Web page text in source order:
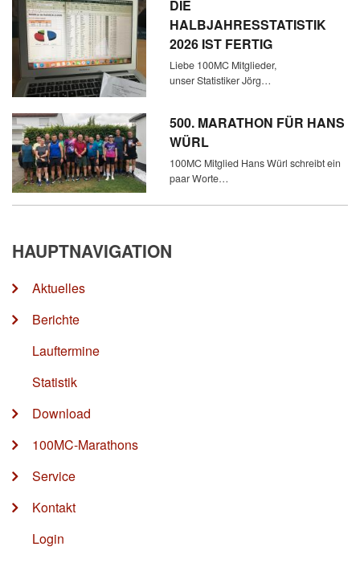
DIE
HALBJAHRESSTATISTIK
2026 IST FERTIG
Liebe 100MC Mitglieder,
unser Statistiker Jörg…
500. MARATHON FÜR HANS
WÜRL
100MC Mitglied Hans Würl schreibt ein
paar Worte…
HAUPTNAVIGATION
Aktuelles
Berichte
Lauftermine
Statistik
Download
100MC-Marathons
Service
Kontakt
Login